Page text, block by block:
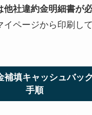
他社違約金明細書が
イページから印刷し
補填キャッシュバッ
手順